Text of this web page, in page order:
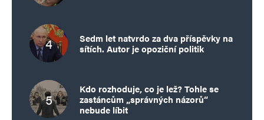
Jméno*
Sedm let natvrdo za dva příspěvky na
sítích. Autor je opoziční politik
Kdo rozhoduje, co je lež? Tohle se
zastáncům „správných názorů“
nebude líbit